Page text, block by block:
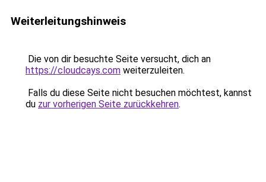
Weiterleitungshinweis
Die von dir besuchte Seite versucht, dich an
https://cloudcays.com weiterzuleiten.
Falls du diese Seite nicht besuchen möchtest, kannst
du zur vorherigen Seite zurückkehren.